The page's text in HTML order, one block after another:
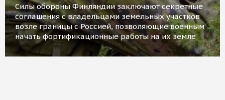
Силы обороны Финляндии заключают секретные
соглашения с владельцами земельных участков
возле границы с Россией, позволяющие военным
начать фортификационные работы на их земле